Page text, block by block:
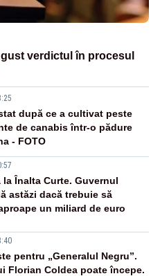
verdictul în procesul
după ce a cultivat peste
de canabis într-o pădure
- FOTO
Înalta Curte. Guvernul
astăzi dacă trebuie să
un miliard de euro
pentru „Generalul Negru”.
Florian Coldea poate începe.